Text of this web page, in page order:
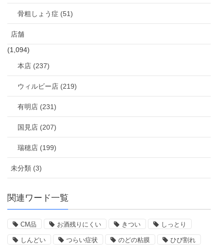
骨粗しょう症 (51)
店舗
(1,094)
本店 (237)
ウィルビー店 (219)
有明店 (231)
国見店 (207)
瑞穂店 (199)
未分類 (3)
関連ワード一覧
CM品 お酒残りにくい きつい しっとり
しんどい つらい症状 のどの粘膜 ひび割れ